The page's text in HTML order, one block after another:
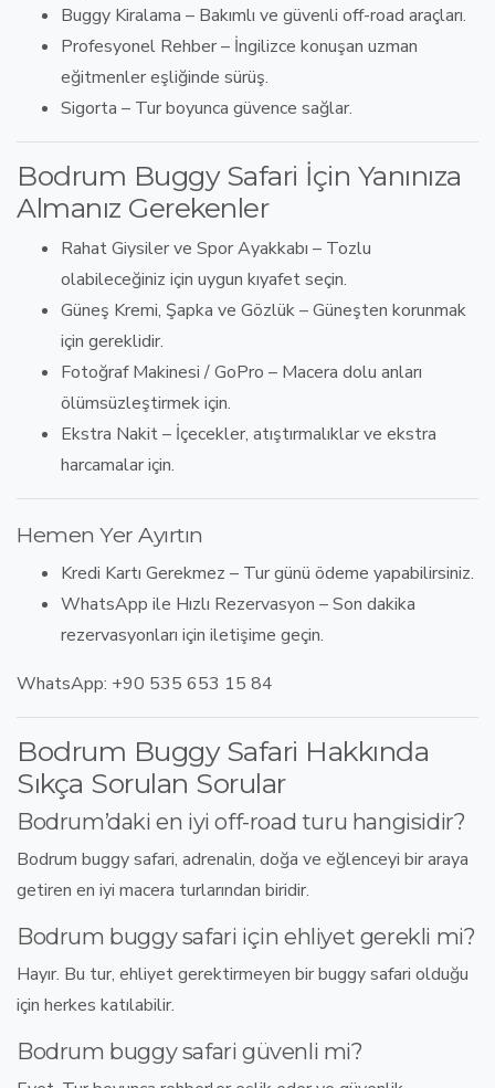
Buggy Kiralama – Bakımlı ve güvenli off-road araçları.
Profesyonel Rehber– İngilizce konuşan uzman
eğitmenlereşliğinde sürüş.
Sigorta – Tur boyunca güvence sağlar.
Bodrum Buggy Safari İçin Yanınıza
Almanız Gerekenler
Rahat Giysiler ve Spor Ayakkabı – Tozlu
olabileceğiniz için uygun kıyafet seçin.
Güneş Kremi, Şapka ve Gözlük– Güneşten korunmak
için gereklidir.
Fotoğraf Makinesi / GoPro – Macera dolu anları
ölümsüzleştirmek için.
Ekstra Nakit– İçecekler, atıştırmalıklar ve ekstra
harcamalariçin.
Hemen Yer Ayırtın
Kredi Kartı Gerekmez – Tur günü ödeme yapabilirsiniz.
WhatsApp ile Hızlı Rezervasyon – Son dakika
rezervasyonları için iletişime geçin.
WhatsApp: +90 535 653 15 84
Bodrum Buggy Safari Hakkında
Sıkça Sorulan Sorular
Bodrum’daki en iyi off-road turu hangisidir?
Bodrum buggy safari, adrenalin, doğa ve eğlenceyi bir araya
getiren en iyi macera turlarından biridir.
Bodrum buggy safari için ehliyet gerekli mi?
Hayır. Bu tur, ehliyet gerektirmeyen bir buggy safari olduğu
için herkes katılabilir.
Bodrum buggy safari güvenli mi?